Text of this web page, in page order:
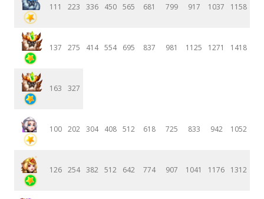
111 223 336 450 565 681 799 917 1037 1158
137 275 414 554 695 837 981 1125 1271 1418
163 327
100 202 304 408 512 618 725 833 942 1052
126 254 382 512 642 774 907 1041 1176 1312